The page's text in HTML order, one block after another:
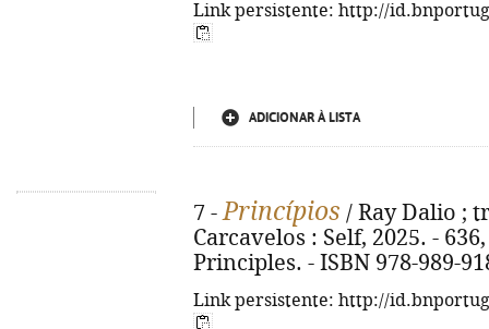
Link persistente: http://
ADICIONAR À LISTA
7 -Princípios / Ray Dalio ;
Carcavelos : Self, 2025. -
Principles. - ISBN 978-989-
Link persistente: http://